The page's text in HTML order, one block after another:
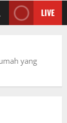
LIVE
yang